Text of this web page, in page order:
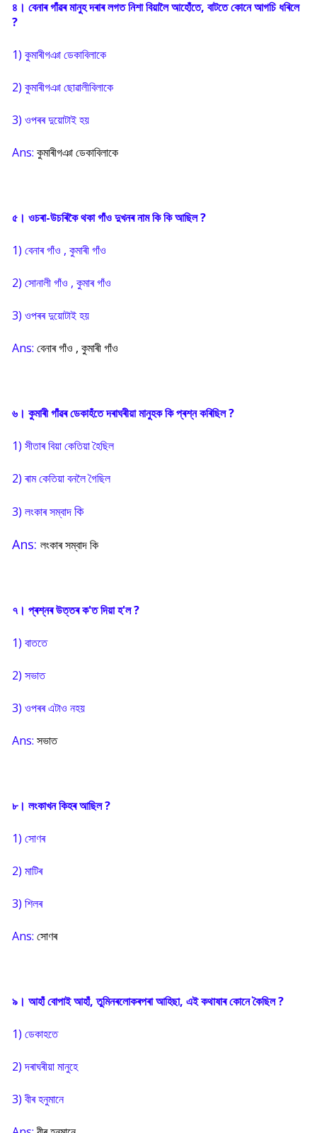
৪। বেনাৰ গাঁৱৰ মানুহ দৰাৰ লগত নিশা বিয়ালৈ আহোঁতে, বাটতে কোনে আগচি ধৰিলে
?
1) কুমাৰীগঞা ডেকাবিলাকে
2) কুমাৰীগঞা ছোৱালীবিলাকে
3) ওপৰৰ দুয়োটাই হয়
Ans: কুমাৰীগঞা ডেকাবিলাকে
৫। ওচৰা-উচৰিকৈ থকা গাঁও দুখনৰ নাম কি কি আছিল ?
1) বেনাৰ গাঁও , কুমাৰী গাঁও
2) সোনালী গাঁও , কুমাৰ গাঁও
3) ওপৰৰ দুয়োটাই হয়
Ans: বেনাৰ গাঁও , কুমাৰী গাঁও
৬। কুমাৰী গাঁৱৰ ডেকাহঁতে দৰাঘৰীয়া মানুহক কি প্ৰশ্ন কৰিছিল ?
1) সীতাৰ বিয়া কেতিয়া হৈছিল
2) ৰাম কেতিয়া বনলৈ গৈছিল
3) লংকাৰ সম্বাদকি
Ans: লংকাৰ সম্বাদ কি
৭। প্ৰশ্নৰ উত্তৰ ক'ত দিয়া হ'ল ?
1) বাততে
2) সভাত
3) ওপৰৰ এটাও নহয়
Ans: সভাত
৮। লংকাখন কিহৰ আছিল ?
1) সোণৰ
2) মাটিৰ
3) শিলৰ
Ans: সোণৰ
৯। আহাঁ বোপাই আহাঁ, তুমিনৰলোকৰপৰা আহিছা, এই কথাষাৰ কোনে কৈছিল ?
1) ডেকাহতে
2) দৰাঘৰীয়া মানুহে
3) বীৰ হনুমানে